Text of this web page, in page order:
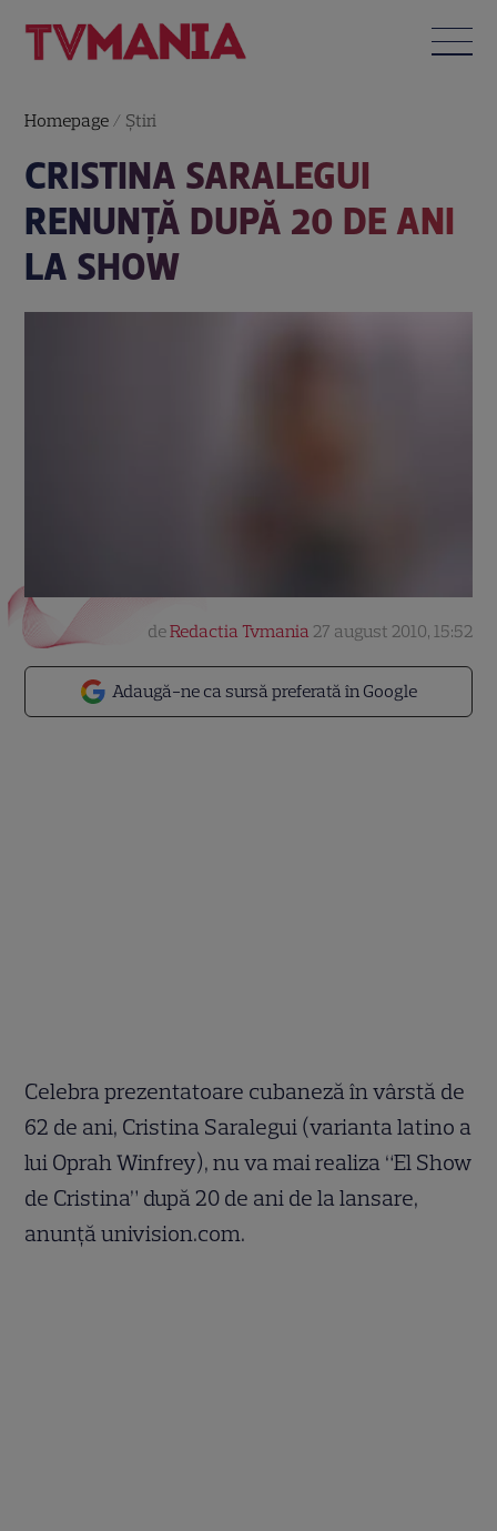
Homepage / Știri
CRISTINA SARALEGUI
RENUNŢĂ DUPĂ 20 DE ANI
LA SHOW
Adaugă-ne ca sursă preferată în Google
deRedactia Tvmania 27 august 2010, 15:52
Celebra prezentatoare cubaneză în vârstă de
62 de ani, Cristina Saralegui (varianta latino a
lui Oprah Winfrey), nu va mai realiza “El Show
de Cristina” după 20 de ani de la lansare,
anunţă univision.com.